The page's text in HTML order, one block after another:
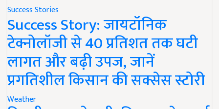
Success Stories
Success Story: जायटॉनिक
टेक्नोलॉजी से 40 प्रतिशत तक घटी
लागत और बढ़ी उपज, जानें
प्रगतिशील किसान की सक्सेस स्टोरी
Weather